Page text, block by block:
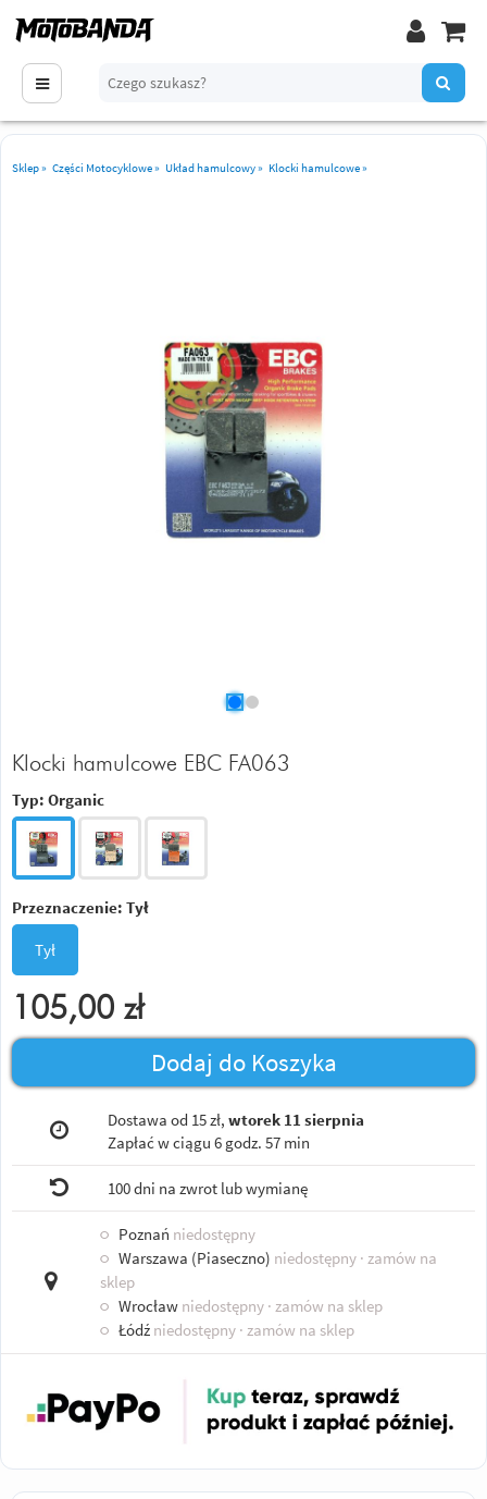
Sklep» Części Motocyklowe» Układ hamulcowy» Klocki hamulcowe»
Klocki hamulcowe EBC FA063
Typ: Organic
Przeznaczenie: Tył
Tył
105,00 zł
Dodaj do Koszyka
Dostawa od 15 zł, wtorek 11 sierpnia
Zapłać w ciągu 6 godz. 57 min
100 dni na zwrot lub wymianę
○ Poznań niedostępny
○ Warszawa (Piaseczno) niedostępny · zamów na
sklep
○ Wrocław niedostępny · zamów na sklep
○ Łódź niedostępny · zamów na sklep